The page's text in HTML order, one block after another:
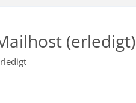
(erledigt)